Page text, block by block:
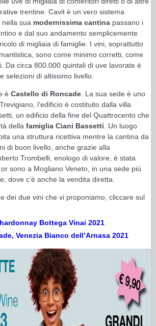
trentine. Cavit è un vero sistema
sua modernissima cantina passano i
e dal suo andamento semplicemente
di migliaia di famiglie. I vini, soprattutto
sono come minimo corretti, come
Da circa 800.000 quintali di uve lavorate è
selezioni di altissimo livello.
è Castello di Roncade . La sua sede è uno
l’edificio è costituito dalla villa
un edificio della fine del Quattrocento che
della famiglia Ciani Bassetti . Un luogo
una struttura ricettiva mentre la cantina da
di buon livello, anche grazie alla
Trombelli, enologo di valore, è stata
sono a Mogliano Veneto, in una sede più
dove c’è anche la vendita diretta.
dei due vini che vi proponiamo, cliccare sul
Bottega Vinai 2021
Venezia Bianco dell’Arnasa 2021